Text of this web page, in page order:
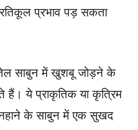
प्रभाव पड़ सकता
साबुन में खुशबू जोड़ने के
हैं। ये प्राकृतिक या कृत्रिम
के साबुन में एक सुखद